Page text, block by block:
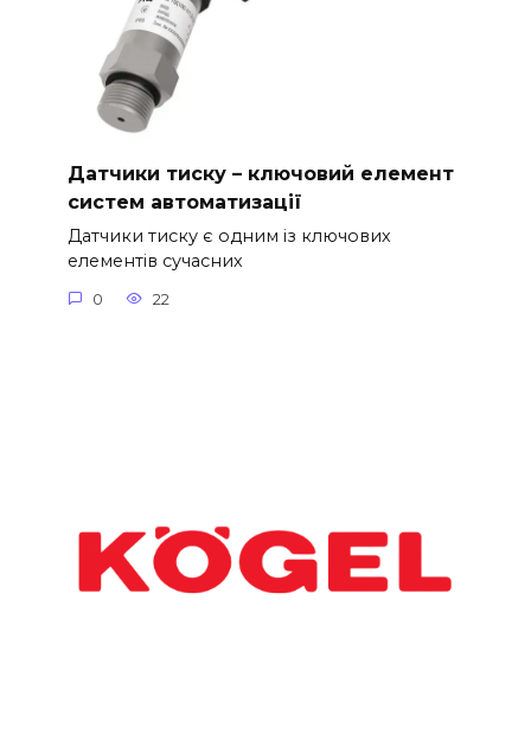
Датчики тиску – ключовий елемент
систем автоматизації
Датчики тиску є одним із ключових
елементів сучасних
0 22